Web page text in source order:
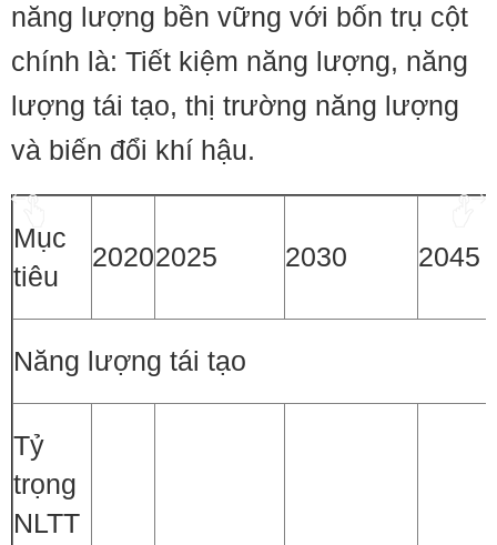
năng lượng bền vững với bốn trụ cột
chính là: Tiết kiệm năng lượng, năng
lượng tái tạo, thị trường năng lượng
và biến đổi khí hậu.
Mục
tiêu
20202025 2030 2045
Năng lượng tái tạo
Tỷ
trọng
NLTT